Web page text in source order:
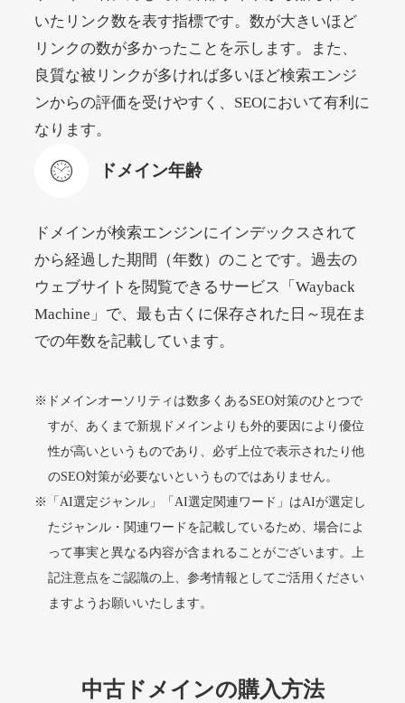
beamie.jp
ジャンルエンターテイメント
DA 52 外部リンク数
4,200円
詳細を見る
themusicnotebook.com
DA52 392
詳細を見る
alprostadil-br.info
ジャンルその他
DA51 外部リンク数 1202 ドメイン年齢1年
入札 0件
いたリンク数を表す指標です。数が大きいほど
リンクの数が多かったことを示します。また、
良質な被リンクが多ければ多いほど検索エンジ
ンからの評価を受けやすく、SEOにおいて有利に
なります。
ドメイン年齢
ドメインが検索エンジンにインデックスされて
から経過した期間（年数）のことです。過去の
ウェブサイトを閲覧できるサービス「Wayback
Machine」で、最も古くに保存された日～現在ま
での年数を記載しています。
※ドメインオーソリティは数多くあるSEO対策のひとつで
すが、あくまで新規ドメインよりも外的要因により優位
性が高いというものであり、必ず上位で表示されたり他
のSEO対策が必要ないというものではありません。
※「AI選定ジャンル」「AI選定関連ワード」はAIが選定し
たジャンル・関連ワードを記載しているため、場合によ
って事実と異なる内容が含まれることがございます。上
記注意点をご認識の上、参考情報としてご活用ください
ますようお願いいたします。
中古ドメインの購入方法